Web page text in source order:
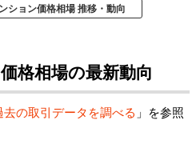
ション価格相場 推移・動向
格相場の最新動向
去の取引データを調べる 」を参照